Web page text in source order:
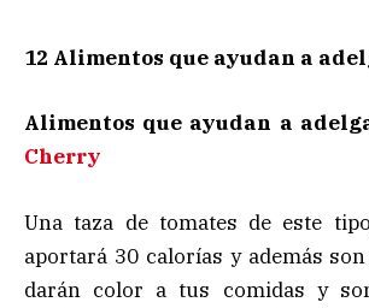
12 Alimentos que ayudan a
Alimentos que ayudan a
Cherry
Una taza de tomates de este
aportará 30 calorías y además
darán color a tus comidas y